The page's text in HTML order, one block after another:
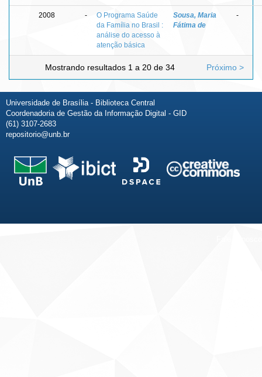
2008 -
O Programa Saúde
da Família no Brasil :
análise do acesso à
atenção básica
Sousa, Maria
Fátima de
-
Mostrando resultados 1 a 20 de 34 Próximo >
Universidade de Brasília - Biblioteca Central
Coordenadoria de Gestão da Informação Digital - GID
(61) 3107-2683
repositorio@unb.br